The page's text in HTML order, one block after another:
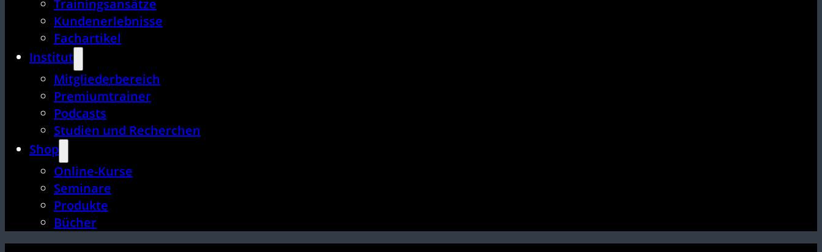
Trainingsansätze
Kundenerlebnisse
Fachartikel
Institut
Mitgliederbereich
Premiumtrainer
Podcasts
Studien und Recherchen
Shop
Online-Kurse
Seminare
Produkte
Bücher